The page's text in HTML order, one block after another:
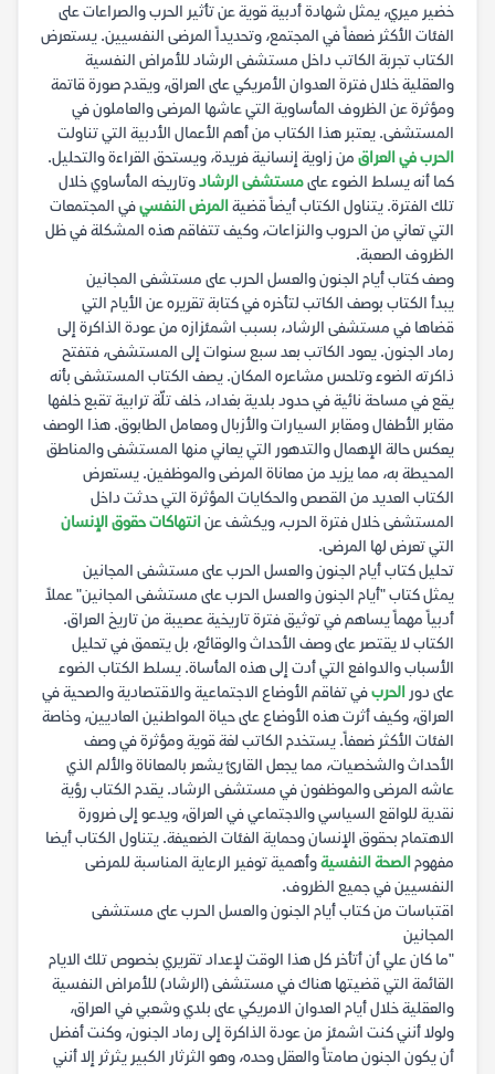
خضير ميري، يمثل شهادة أدبية قوية عن تأثير الحرب والصراعات على
الفئات الأكثر ضعفاً في المجتمع، وتحديداً المرضى النفسيين. يستعرض
الكتاب تجربة الكاتب داخل مستشفى الرشاد للأمراض النفسية
والعقلية خلال فترة العدوان الأمريكي على العراق، ويقدم صورة قاتمة
ومؤثرة عن الظروف المأساوية التي عاشها المرضى والعاملون في
المستشفى. يعتبر هذا الكتاب من أهم الأعمال الأدبية التي تناولت
الحرب في العراق من زاوية إنسانية فريدة، ويستحق القراءة والتحليل.
كما أنه يسلط الضوء علىمستشفى الرشادوتاريخه المأساوي خلال
تلك الفترة. يتناول الكتاب أيضاً قضيةالمرض النفسيفي المجتمعات
التي تعاني من الحروب والنزاعات، وكيف تتفاقم هذه المشكلة في ظل
الظروف الصعبة.
وصف كتاب أيام الجنون والعسل الحرب على مستشفى المجانين
يبدأ الكتاب بوصف الكاتب لتأخره في كتابة تقريره عن الأيام التي
قضاها في مستشفى الرشاد، بسبب اشمئزازه من عودة الذاكرة إلى
رماد الجنون. يعود الكاتب بعد سبع سنوات إلى المستشفى، فتفتح
ذاكرته الضوء وتلحس مشاعره المكان. يصف الكتاب المستشفى بأنه
يقع في مساحة نائية في حدود بلدية بغداد، خلف تلّة ترابية تقبع خلفها
مقابر الأطفال ومقابر السيارات والأزبال ومعامل الطابوق. هذا الوصف
يعكس حالة الإهمال والتدهور التي يعاني منها المستشفى والمناطق
المحيطة به، مما يزيد من معاناة المرضى والموظفين. يستعرض
الكتاب العديد من القصص والحكايات المؤثرة التي حدثت داخل
المستشفى خلال فترة الحرب، ويكشف عنانتهاكات حقوق الإنسان
التي تعرض لها المرضى.
تحليل كتاب أيام الجنون والعسل الحرب على مستشفى المجانين
يمثل كتاب "أيام الجنون والعسل الحرب على مستشفى المجانين" عملاً
أدبياً مهماً يساهم في توثيق فترة تاريخية عصيبة من تاريخ العراق.
الكتاب لا يقتصر على وصف الأحداث والوقائع، بل يتعمق في تحليل
الأسباب والدوافع التي أدت إلى هذه المأساة. يسلط الكتاب الضوء
على دور الحربفي تفاقم الأوضاع الاجتماعية والاقتصادية والصحية في
العراق، وكيف أثرت هذه الأوضاع على حياة المواطنين العاديين، وخاصة
الفئات الأكثر ضعفاً. يستخدم الكاتب لغة قوية ومؤثرة في وصف
الأحداث والشخصيات، مما يجعل القارئ يشعر بالمعاناة والألم الذي
عاشه المرضى والموظفون في مستشفى الرشاد. يقدم الكتاب رؤية
نقدية للواقع السياسي والاجتماعي في العراق، ويدعو إلى ضرورة
الاهتمام بحقوق الإنسان وحماية الفئات الضعيفة. يتناول الكتاب أيضا
مفهومالصحة النفسيةوأهمية توفير الرعاية المناسبة للمرضى
النفسيين في جميع الظروف.
اقتباسات من كتاب أيام الجنون والعسل الحرب على مستشفى
المجانين
"ما كان علي أن أتأخر كل هذا الوقت لإعداد تقريري بخصوص تلك الايام
القائمة التي قضيتها هناك في مستشفى (الرشاد) للأمراض النفسية
والعقلية خلال أيام العدوان الامريكي على بلدي وشعبي في العراق،
ولولا أنني كنت اشمئز من عودة الذاكرة إلى رماد الجنون، وكنت أفضل
أن يكون الجنون صامتاً والعقل وحده، وهو الثرثار الكبير يثرثر إلا أنني